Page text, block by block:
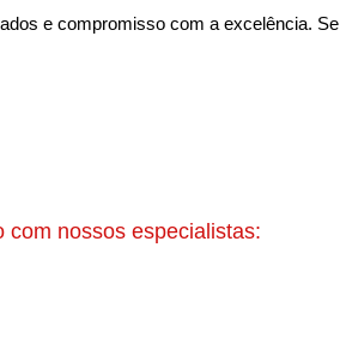
e compromisso com a excelência.
com nossos especialistas: